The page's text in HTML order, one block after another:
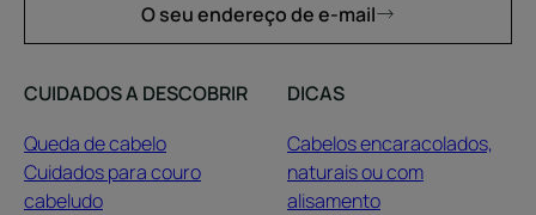
O seu endereço de e-mail
CUIDADOS A DESCOBRIR
Queda de cabelo
Cuidados para couro
cabeludo
DICAS
Cabelos encaracolados,
naturais ou com
alisamento